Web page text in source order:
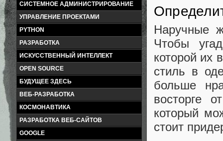
СИСТЕМНОЕ АДМИНИСТРИРОВАНИЕ
УПРАВЛЕНИЕ ПРОЕКТАМИ
PYTHON
РАЗРАБОТКА
ИСКУССТВЕННЫЙ ИНТЕЛЛЕКТ
OPEN SOURCE
БУДУЩЕЕ ЗДЕСЬ
ВЕБ-РАЗРАБОТКА
КОСМОНАВТИКА
РАЗРАБОТКА ВЕБ-САЙТОВ
GOOGLE
Наручные
Чтобы
которой их
стиль в
больше
восторге
который
стоит